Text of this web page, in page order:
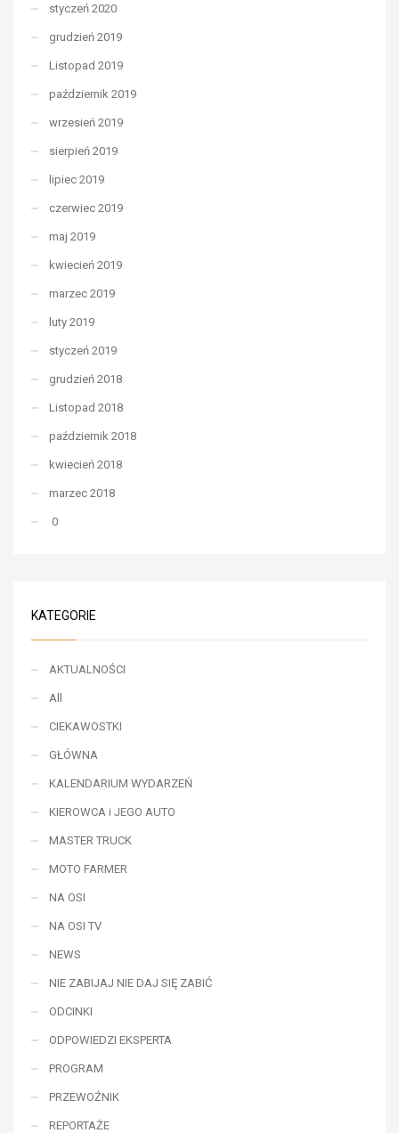
styczeń 2020
grudzień 2019
Listopad 2019
październik 2019
wrzesień 2019
sierpień 2019
lipiec 2019
czerwiec 2019
maj 2019
kwiecień 2019
marzec 2019
luty 2019
styczeń 2019
grudzień 2018
Listopad 2018
październik 2018
kwiecień 2018
marzec 2018
0
KATEGORIE
AKTUALNOŚCI
All
CIEKAWOSTKI
GŁÓWNA
KALENDARIUM WYDARZEŃ
KIEROWCA i JEGO AUTO
MASTER TRUCK
MOTO FARMER
NA OSI
NA OSI TV
NEWS
NIE ZABIJAJ NIE DAJ SIĘ ZABIĆ
ODCINKI
ODPOWIEDZI EKSPERTA
PROGRAM
PRZEWOŹNIK
REPORTAŻE